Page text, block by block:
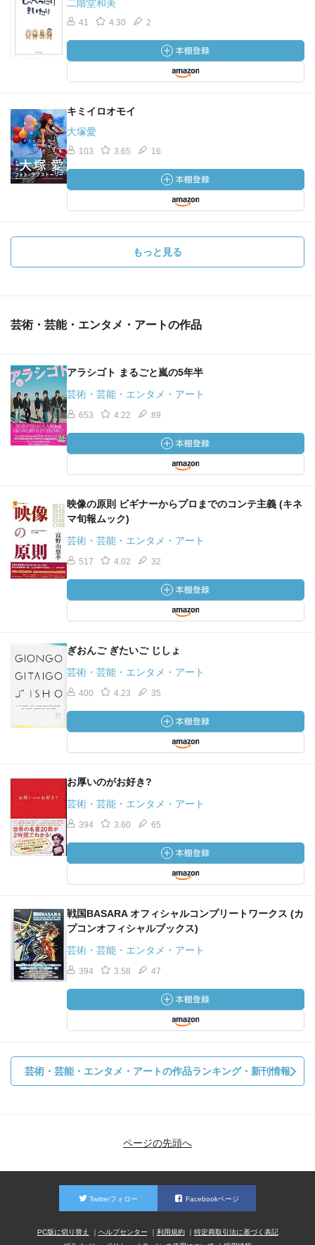
二階堂和美
41 4.30 2
キミイロオモイ
大塚愛
103 3.65 16
もっと見る
芸術・芸能・エンタメ・アートの作品
アラシゴト まるごと嵐の5年半
芸術・芸能・エンタメ・アート
653 4.22 89
映像の原則 ビギナーからプロまでのコンテ主義 (キネ
マ旬報ムック)
芸術・芸能・エンタメ・アート
517 4.02 32
ぎおんご ぎたいご じしょ
芸術・芸能・エンタメ・アート
400 4.23 35
お厚いのがお好き?
芸術・芸能・エンタメ・アート
394 3.60 65
戦国BASARA オフィシャルコンプリートワークス (カ
プコンオフィシャルブックス)
芸術・芸能・エンタメ・アート
394 3.58 47
芸術・芸能・エンタメ・アートの作品ランキング・新刊情報
ページの先頭へ
Twitterフォロー Facebookページ
PC版に切り替え ヘルプセンター 利用規約
特定商取引法に基づく表記